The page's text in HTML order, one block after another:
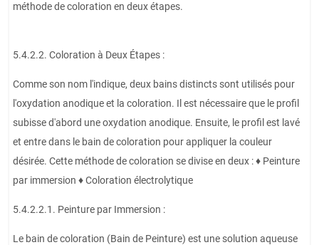
méthode de coloration en deux étapes.
5.4.2.2. Coloration à Deux Étapes :
Comme son nom l'indique, deux bains distincts sont utilisés pour
l'oxydation anodique et la coloration. Il est nécessaire que le profil
subisse d'abord une oxydation anodique. Ensuite, le profil est lavé
et entre dans le bain de coloration pour appliquer la couleur
désirée. Cette méthode de coloration se divise en deux : ♦ Peinture
par immersion ♦ Coloration électrolytique
5.4.2.2.1. Peinture par Immersion :
Le bain de coloration (Bain de Peinture) est une solution aqueuse